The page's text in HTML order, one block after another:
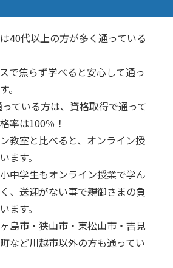
40代以上の方が多く通っている
で焦らず学べると安心して通っ
。
ている方は、資格取得で通って
率は100％！
教室と比べると、オンライン授
ます。
中学生もオンライン授業で学ん
、送迎がない事で親御さまの負
ます。
島市・狭山市・東松山市・吉見
など川越市以外の方も通ってい